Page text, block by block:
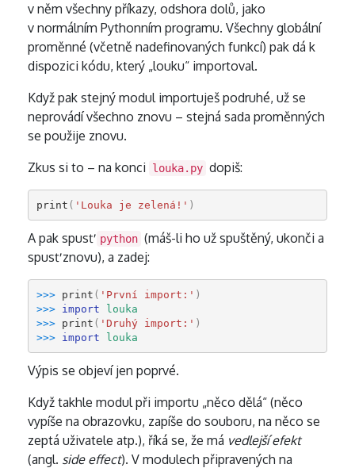
v něm všechny příkazy, odshora dolů, jako
v normálním Pythonním programu. Všechny globální
proměnné (včetně nadefinovaných funkcí) pak dá k
dispozici kódu, který „louku“ importoval.
Když pak stejný modul importuješ podruhé, už se
neprovádí všechno znovu – stejná sada proměnných
se použije znovu.
Zkus si to – na konci
louka.py dopiš:
print ( 'Louka je zelená!' )
A pak spusť python (máš-li ho už spuštěný, ukonči a
spusť znovu), a zadej:
>>> print ( 'První import:' )
>>> import
louka
>>> print ( 'Druhý import:' )
>>> import louka
Výpis se objeví jen poprvé.
Když takhle modul při importu „něco dělá“ (něco
vypíše na obrazovku, zapíše do souboru, na něco se
zeptá uživatele atp.), říká se, že má vedlejší efekt
(angl. side effect). V modulech připravených na